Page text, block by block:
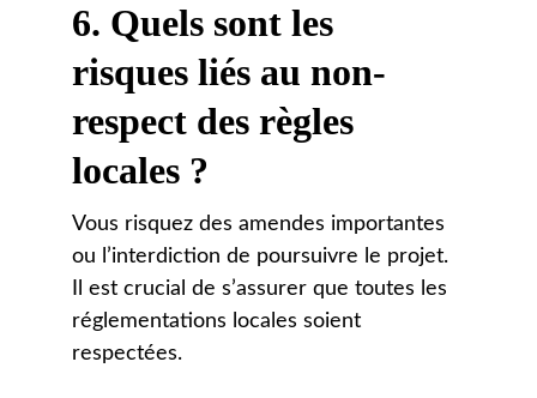
6. Quels sont les
risques liés au non-
respect des règles
locales ?
Vous risquez des amendes importantes
ou l’interdiction de poursuivre le projet.
Il est crucial de s’assurer que toutes les
réglementations locales soient
respectées.